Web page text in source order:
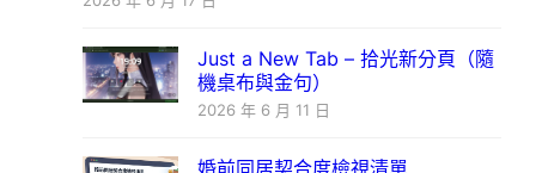
Just a New Tab – 拾光新分頁（隨
機桌布與金句）
2026 年 6 月 11 日